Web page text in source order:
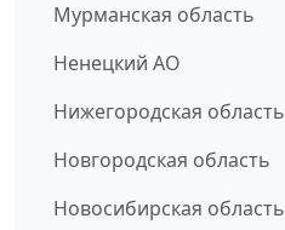
Мурманская область
Ненецкий АО
Нижегородская область
Новгородская область
Новосибирская область